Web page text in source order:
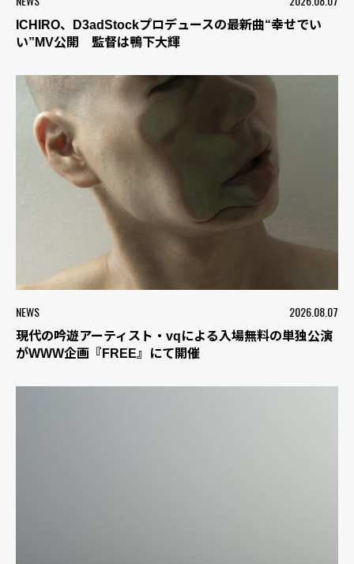
ICHIRO、D3adStockプロデュースの最新曲“幸せでい
い”MV公開 監督は鴨下大輝
NEWS 2026.08.07
現代の吟遊アーティスト・vqによる入場無料の単独公演
がWWW企画『FREE』にて開催